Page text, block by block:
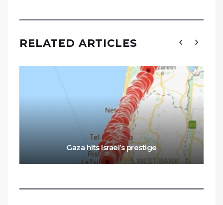
RELATED ARTICLES
Gaza hits Israel’s prestige